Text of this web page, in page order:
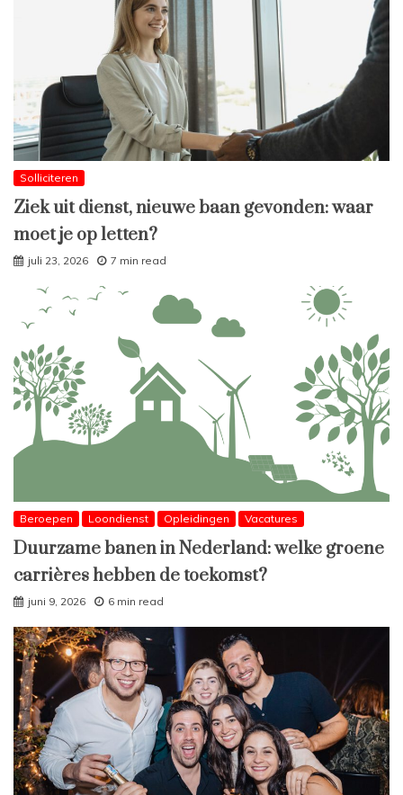
Solliciteren
Ziek uit dienst, nieuwe baan gevonden: waar
moet je op letten?
juli 23, 2026 7 min read
Beroepen Loondienst Opleidingen Vacatures
Duurzame banen in Nederland: welke groene
carrières hebben de toekomst?
juni 9, 2026 6 min read